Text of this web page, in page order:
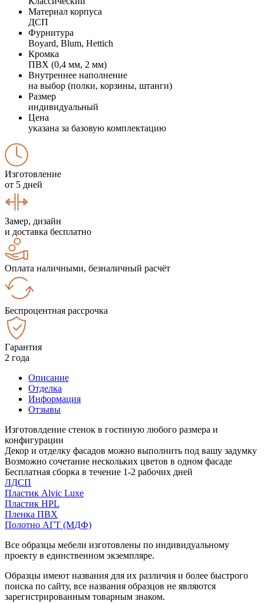
Материал корпуса
ДСП
Фурнитура
Boyard, Blum, Hettich
Кромка
ПВХ (0,4 мм, 2 мм)
Внутреннее наполнение
на выбор (полки, корзины, штанги)
Размер
индивидуальный
Цена
указана за базовую комплектацию
Изготовление
от 5 дней
Замер, дизайн
и доставка бесплатно
Оплата наличными, безналичный расчёт
Беспроцентная рассрочка
Гарантия
2 года
Описание
Отделка
Информация
Отзывы
Изготовлдение стенок в гостиную любого размера и
конфигурации
Декор и отделку фасадов можно выполнить под вашу задумку
Возможно сочетание нескольких цветов в одном фасаде
Бесплатная сборка в течение 1-2 рабочих дней
ЛДСП
Пластик Alvic Luxe
Пластик HPL
Пленка ПВХ
Полотно АГТ (МДФ)
Все образцы мебели изготовлены по индивидуальному
проекту в единственном экземпляре.
Образцы имеют названия для их различия и более быстрого
поиска по сайту, все названия образцов не являются
зарегистрированным товарным знаком.